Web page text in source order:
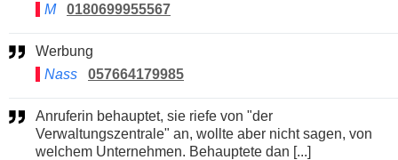
M
0180699955567
Werbung
Nass
057664179985
Anruferin behauptet, sie riefe von "der
Verwaltungszentrale" an, wollte aber nicht sagen, von
welchem Unternehmen. Behauptete dan [...]